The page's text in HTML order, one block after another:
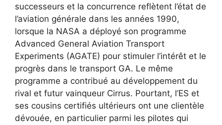
successeurs et la concurrence reflètent l’état de
l’aviation générale dans les années 1990,
lorsque la NASA a déployé son programme
Advanced General Aviation Transport
Experiments (AGATE) pour stimuler l’intérêt et le
progrès dans le transport GA. Le même
programme a contribué au développement du
rival et futur vainqueur Cirrus. Pourtant, l’ES et
ses cousins ​​certifiés ultérieurs ont une clientèle
dévouée, en particulier parmi les pilotes qui